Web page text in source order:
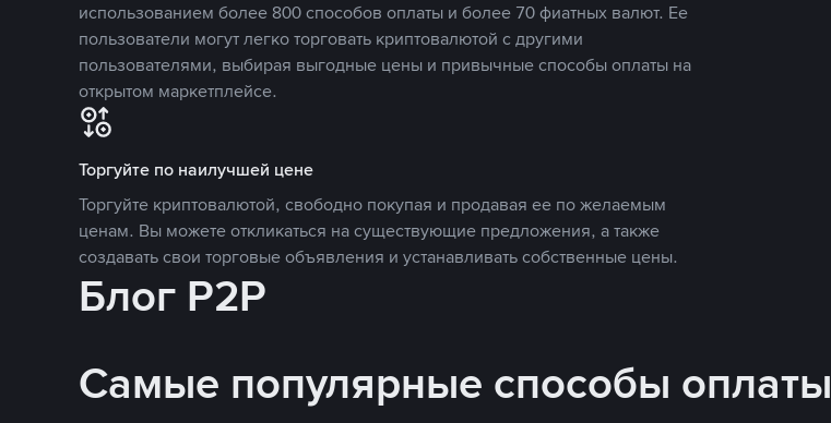
использованием более 800 способов оплаты и более 70 фиатных валют. Ее
пользователи могут легко торговать криптовалютой с другими
пользователями, выбирая выгодные цены и привычные способы оплаты на
открытом маркетплейсе.
Торгуйте по наилучшей цене
Торгуйте криптовалютой, свободно покупая и продавая ее по желаемым
ценам. Вы можете откликаться на существующие предложения, а также
создавать свои торговые объявления и устанавливать собственные цены.
Блог P2P
Самые популярные способы оплаты